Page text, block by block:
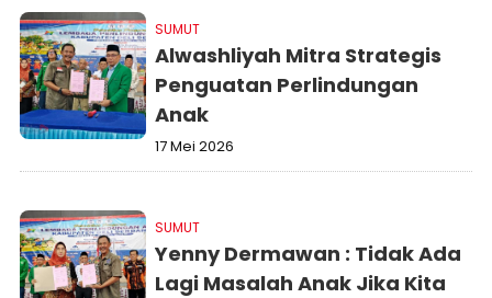
SUMUT
Alwashliyah Mitra Strategis
Penguatan Perlindungan
Anak
17 Mei 2026
SUMUT
Yenny Dermawan : Tidak Ada
Lagi Masalah Anak Jika Kita